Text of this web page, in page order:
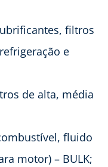
filtros
e
de alta, média
fluido
motor) – BULK;